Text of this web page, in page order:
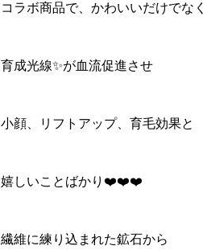
コラボ商品で、かわいいだけでなく
育成光線✨が血流促進させ
小顔、リフトアップ、育毛効果と
嬉しいことばかり❤️❤️❤️
繊維に練り込まれた鉱石から